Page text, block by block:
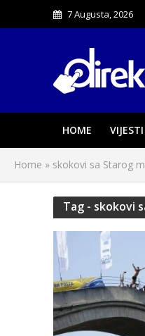
7 Augusta, 2026
HOME VIJESTI
Home » skokovi sa Starog
Tag - skokovi